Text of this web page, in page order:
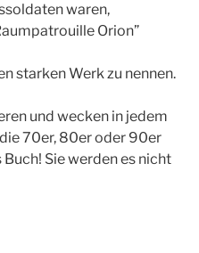
waren,
Orion”
starken Werk zu nennen.
und wecken in jedem
70er, 80er oder 90er
Buch! Sie werden es nicht